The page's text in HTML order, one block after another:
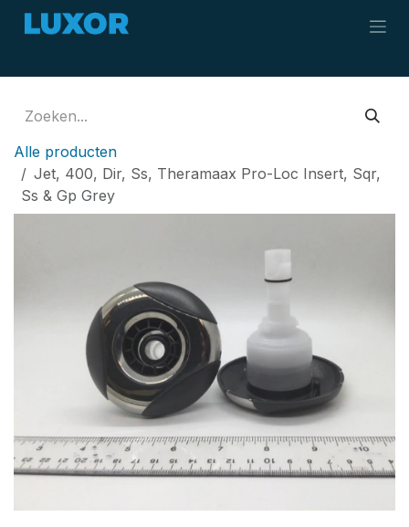
Overslaan naar inhoud
Alle producten
Jet, 400, Dir, Ss, Theramaax Pro-Loc Insert, Sqr,
Ss & Gp Grey